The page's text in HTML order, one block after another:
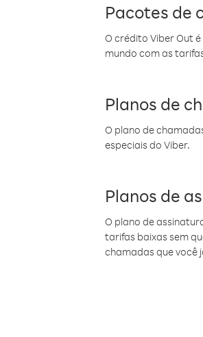
Pacotes de
O crédito Viber Out
mundo com as
Planos de
O plano de
especiais do Viber.
Planos de
O plano de
tarifas baixas sem
chamadas que você